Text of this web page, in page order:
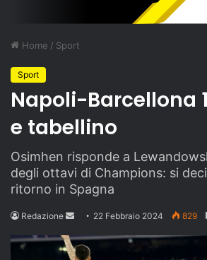
Home / Sport
Sport
Napoli-Barcellona
e tabellino
Osimhen risponde a
degli ottavi di Champions: si
ritorno in Spagna
Redazione
Send
email
22 Febbraio 2024 829